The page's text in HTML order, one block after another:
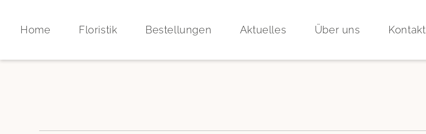
Home Floristik Bestellungen Aktuelles Über uns Kontakt